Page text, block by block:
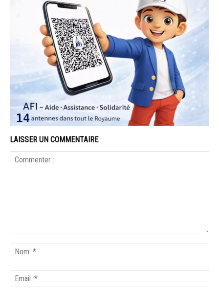
LAISSER UN COMMENTAIRE